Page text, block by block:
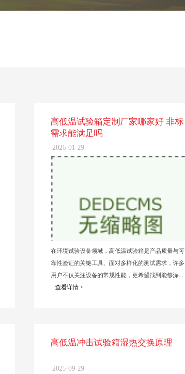
高低温试验箱定制厂家哪家好 非标
需求能满足吗
2026-01-29
在环境试验设备领域，高低温试验箱是产品质量与可
靠性验证的关键工具。面对多样化的测试需求，许多
用户不仅关注设备的常规性能，更希望找到能够深...
查看详情 >
高低温冲击试验箱湿热交换原理
2025-09-29